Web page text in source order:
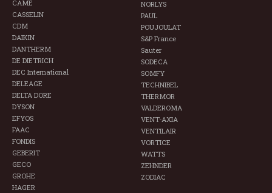
CAME
CASSELIN
CDM
DAIKIN
DANTHERM
DE DIETRICH
DEC International
DELEAGE
DELTA DORE
DYSON
EFYOS
FAAC
FONDIS
GEBERIT
GECO
GROHE
HAGER
NORLYS
PAUL
POUJOULAT
S&P France
Sauter
SODECA
SOMFY
TECHNIBEL
THERMOR
VALDEROMA
VENT-AXIA
VENTILAIR
VORTICE
WATTS
ZEHNDER
ZODIAC